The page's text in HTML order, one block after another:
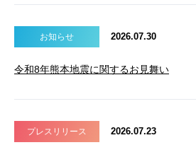
お知らせ 2026.07.30
令和8年熊本地震に関するお見舞い
プレスリリース 2026.07.23